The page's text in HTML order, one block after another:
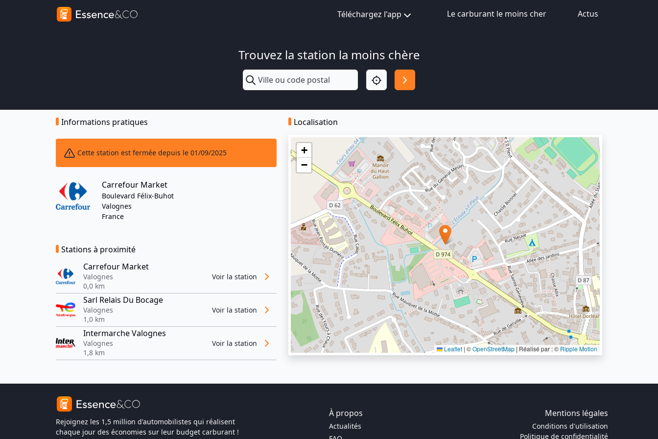
Téléchargez l'app Le carburant le moins cher Actus
Trouvez la station la moins chère
Informations pratiques
Cette station est fermée depuis le 01/09/2025
Carrefour Market
Boulevard Félix-Buhot
Valognes
France
Stations à proximité
Carrefour Market
Valognes
0,0 km
Voir la station
Sarl Relais Du Bocage
Valognes
1,0 km
Voir la station
Intermarche Valognes
Valognes
1,8 km
Voir la station
Localisation
+
−
Leaflet | ©OpenStreetMap | Réalisé par : © Ripple Motion
Rejoignez les 1,5 million d'automobilistes qui réalisent
chaque jour des économies sur leur budget carburant !
À propos Mentions légales
Actualités
Conditions d'utilisation
Politique de confidentialité